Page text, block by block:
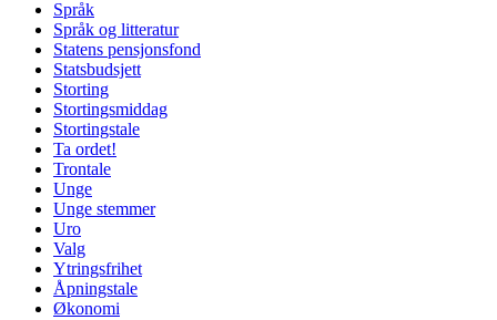
Språk
Språk og litteratur
Statens pensjonsfond
Statsbudsjett
Storting
Stortingsmiddag
Stortingstale
Ta ordet!
Trontale
Unge
Unge stemmer
Uro
Valg
Ytringsfrihet
Åpningstale
Økonomi